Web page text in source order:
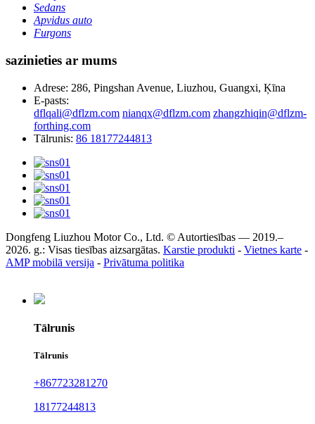
Sedans
Apvidus auto
Furgons
sazinieties ar mums
Adrese: 286, Pingshan Avenue, Liuzhou, Guangxi, Ķīna
E-pasts:
dflqali@dflzm.com nianqx@dflzm.com zhangzhiqin@dflzm-
forthing.com
Tālrunis: 86 18177244813
Dongfeng Liuzhou Motor Co., Ltd. © Autortiesības — 2019.–
2026. g.: Visas tiesības aizsargātas. Karstie produkti - Vietnes karte -
AMP mobilā versija - Privātuma politika
Tālrunis
Tālrunis
+867723281270
18177244813